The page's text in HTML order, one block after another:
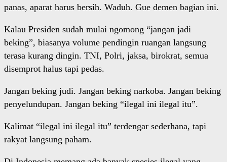
panas, aparat harus bersih. Waduh. Gue demen bagian ini.
Kalau Presiden sudah mulai ngomong “jangan jadi
beking”, biasanya volume pendingin ruangan langsung
terasa kurang dingin. TNI, Polri, jaksa, birokrat, semua
disemprot halus tapi pedas.
Jangan beking judi. Jangan beking narkoba. Jangan beking
penyelundupan. Jangan beking “ilegal ini ilegal itu”.
Kalimat “ilegal ini ilegal itu” terdengar sederhana, tapi
rakyat langsung paham.